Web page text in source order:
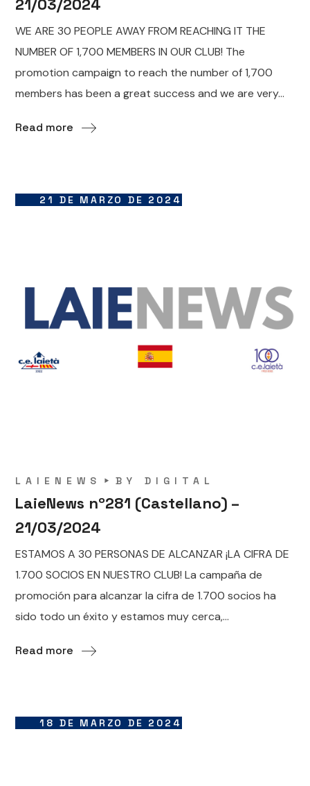
21/03/2024
WE ARE 30 PEOPLE AWAY FROM REACHING IT THE
NUMBER OF 1,700 MEMBERS IN OUR CLUB! The
promotion campaign to reach the number of 1,700
members has been a great success and we are very...
Read more
21 DE MARZO DE 2024
LAIENEWS BYDIGITAL
LaieNews nº281 (Castellano) –
21/03/2024
ESTAMOS A 30 PERSONAS DE ALCANZAR ¡LA CIFRA DE
1.700 SOCIOS EN NUESTRO CLUB! La campaña de
promoción para alcanzar la cifra de 1.700 socios ha
sido todo un éxito y estamos muy cerca,...
Read more
18 DE MARZO DE 2024